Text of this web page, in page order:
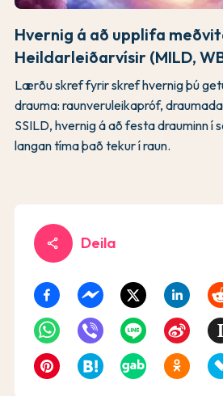
Hvernig á að upplifa
Heildarleiðarvísir (MILD,
Lærðu skref fyrir skref hvernig þú
drauma: raunveruleikapróf,
SSILD, hvernig á að festa drauminn í
langan tíma það tekur í raun.
share Deila